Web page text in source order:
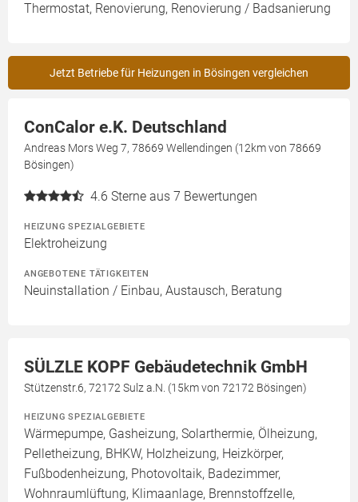
Thermostat, Renovierung, Renovierung / Badsanierung
Jetzt Betriebe für Heizungen in Bösingen vergleichen
ConCalor e.K. Deutschland
Andreas Mors Weg 7, 78669 Wellendingen (12km von 78669
Bösingen)
4.6 Sterne aus 7 Bewertungen
HEIZUNG SPEZIALGEBIETE
Elektroheizung
ANGEBOTENE TÄTIGKEITEN
Neuinstallation / Einbau, Austausch, Beratung
SÜLZLE KOPF Gebäudetechnik GmbH
Stützenstr.6, 72172 Sulz a.N. (15km von 72172 Bösingen)
HEIZUNG SPEZIALGEBIETE
Wärmepumpe, Gasheizung, Solarthermie, Ölheizung,
Pelletheizung, BHKW, Holzheizung, Heizkörper,
Fußbodenheizung, Photovoltaik, Badezimmer,
Wohnraumlüftung, Klimaanlage, Brennstoffzelle,